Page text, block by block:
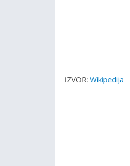
IZVOR: Wikipedija